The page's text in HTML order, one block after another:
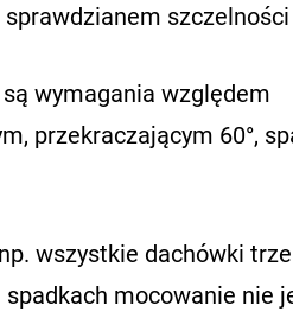
wymagania względem
przekraczającym 60°,
wszystkie dachówki
mocowanie nie